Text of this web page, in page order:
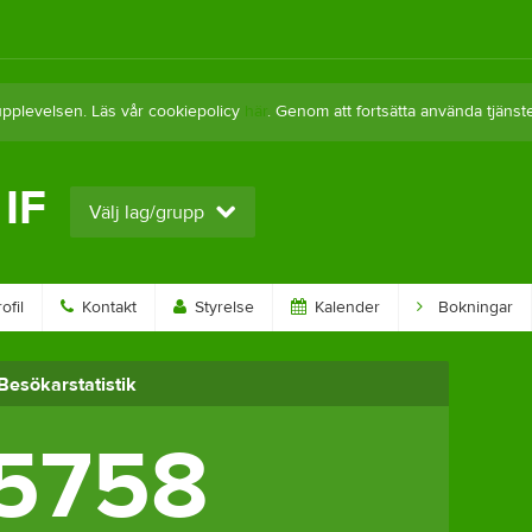
Läs vår cookiepolicy här. Genom att fortsätta använda
Välj lag/grupp
Kontakt Styrelse Kalender Bokningar